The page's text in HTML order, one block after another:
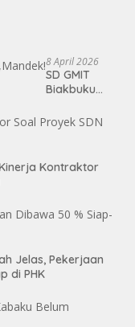
8 April 2026
SD GMIT
Biakbuku
Dua ,Mandek!
Kontraktor
Siap di PHK